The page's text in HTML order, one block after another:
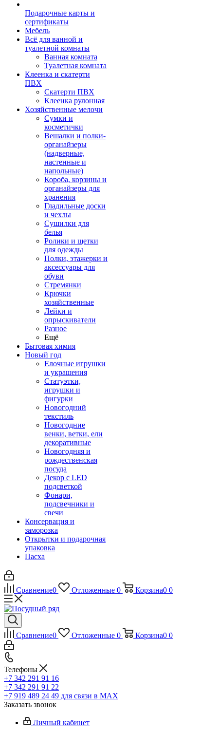
Подарочные карты и
сертификаты
Мебель
Всё для ванной и
туалетной комнаты
Ванная комната
Туалетная комната
Клеенка и скатерти
ПВХ
Скатерти ПВХ
Клеенка рулонная
Хозяйственные мелочи
Сумки и
косметички
Вешалки и полки-
органайзеры
(надверные,
настенные и
напольные)
Короба, корзины и
органайзеры для
хранения
Гладильные доски
и чехлы
Сушилки для
белья
Ролики и щетки
для одежды
Полки, этажерки и
аксессуары для
обуви
Стремянки
Крючки
хозяйственные
Лейки и
опрыскиватели
Разное
Ещё
Бытовая химия
Новый год
Елочные игрушки
и украшения
Статуэтки,
игрушки и
фигурки
Новогодний
текстиль
Новогодние
венки, ветки, ели
декоративные
Новогодняя и
рождественская
посуда
Декор с LED
подсветкой
Фонари,
подсвечники и
свечи
Консервация и
заморозка
Открытки и подарочная
упаковка
Пасха
Сравнение0 Отложенные 0 Корзина0 0
Сравнение0 Отложенные 0 Корзина0 0
Телефоны
+7 342 291 91 16
+7 342 291 91 22
+7 919 489 24 49 для связи в МАХ
Заказать звонок
Личный кабинет